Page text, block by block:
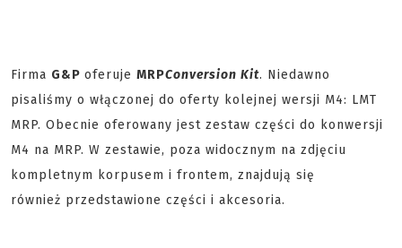
Firma G&P oferuje MRPConversion Kit. Niedawno
pisaliśmy o włączonej do oferty kolejnej wersji M4: LMT
MRP. Obecnie oferowany jest zestaw części do konwersji
M4 na MRP. W zestawie, poza widocznym na zdjęciu
kompletnym korpusem i frontem, znajdują się
również przedstawione części i akcesoria.